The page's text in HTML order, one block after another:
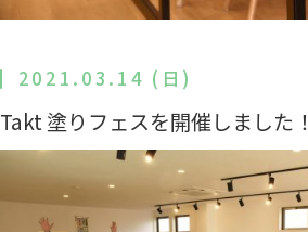
2021.03.14 (日)
Takt 塗りフェスを開催しました！